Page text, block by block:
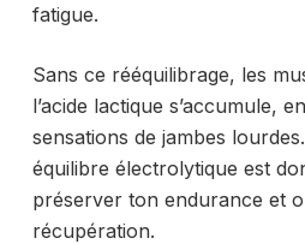
fatigue.
Sans ce rééquilibrage, les
l’acide lactique s’accumule,
sensations de jambes
équilibre électrolytique est
préserver ton endurance et
récupération.